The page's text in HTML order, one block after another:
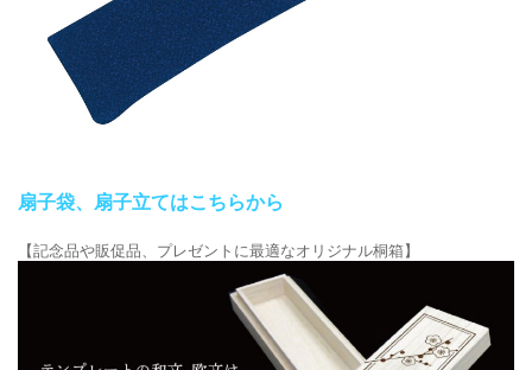
扇子袋、扇子立てはこちらから
【記念品や販促品、プレゼントに最適なオリジナル桐箱】